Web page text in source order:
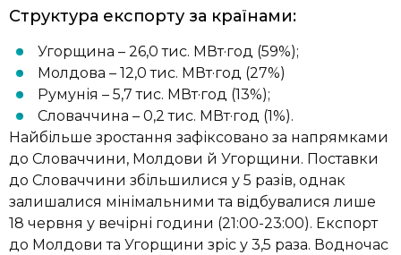
Структура експорту за країнами:
Угорщина – 26,0 тис. МВт·год (59%);
Молдова – 12,0 тис. МВт·год (27%)
Румунія – 5,7 тис. МВт·год (13%);
Словаччина – 0,2 тис. МВт·год (1%).
Найбільше зростання зафіксовано за напрямками
до Словаччини, Молдови й Угорщини. Поставки
до Словаччини збільшилися у 5 разів, однак
залишалися мінімальними та відбувалися лише
18 червня у вечірні години (21:00-23:00). Експорт
до Молдови та Угорщини зріс у 3,5 раза. Водночас